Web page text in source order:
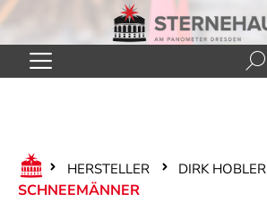
Zum Hauptinhalt springen
HERSTELLER DIRK HOBLER
SCHNEEMÄNNER